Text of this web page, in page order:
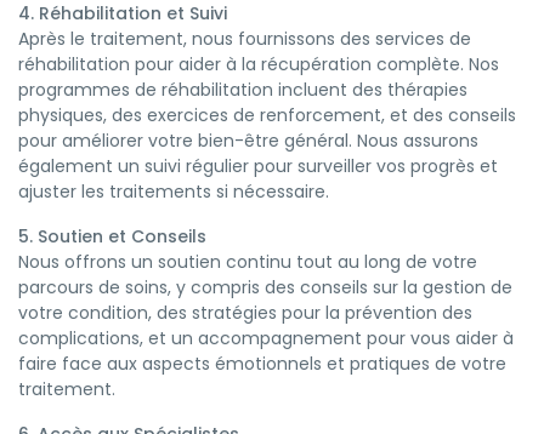
4. Réhabilitation et Suivi
Après le traitement, nous fournissons des services de
réhabilitation pour aider à la récupération complète. Nos
programmes de réhabilitation incluent des thérapies
physiques, des exercices de renforcement, et des conseils
pour améliorer votre bien-être général. Nous assurons
également un suivi régulier pour surveiller vos progrès et
ajuster les traitements si nécessaire.
5. Soutien et Conseils
Nous offrons un soutien continu tout au long de votre
parcours de soins, y compris des conseils sur la gestion de
votre condition, des stratégies pour la prévention des
complications, et un accompagnement pour vous aider à
faire face aux aspects émotionnels et pratiques de votre
traitement.